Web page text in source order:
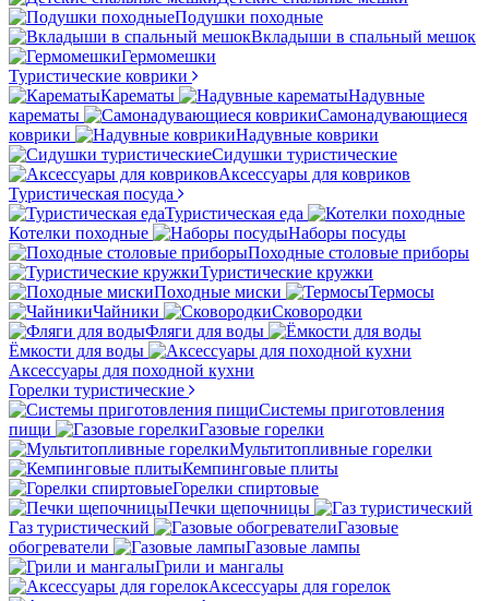
Подушки походные
Вкладыши в спальный мешок
Гермомешки
Туристические коврики
Карематы
Надувные
карематы
Самонадувающиеся
коврики
Надувные коврики
Сидушки туристические
Аксессуары для ковриков
Туристическая посуда
Туристическая еда
Котелки походные
Наборы посуды
Походные столовые приборы
Туристические кружки
Походные миски
Термосы
Чайники
Сковородки
Фляги для воды
Ёмкости для воды
Аксессуары для походной кухни
Горелки туристические
Системы приготовления
пищи
Газовые горелки
Мультитопливные горелки
Кемпинговые плиты
Горелки спиртовые
Печки щепочницы
Газ туристический
Газовые
обогреватели
Газовые лампы
Грили и мангалы
Аксессуары для горелок